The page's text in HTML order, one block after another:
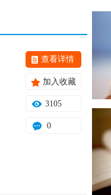
查看详情
加入收藏
3105
0